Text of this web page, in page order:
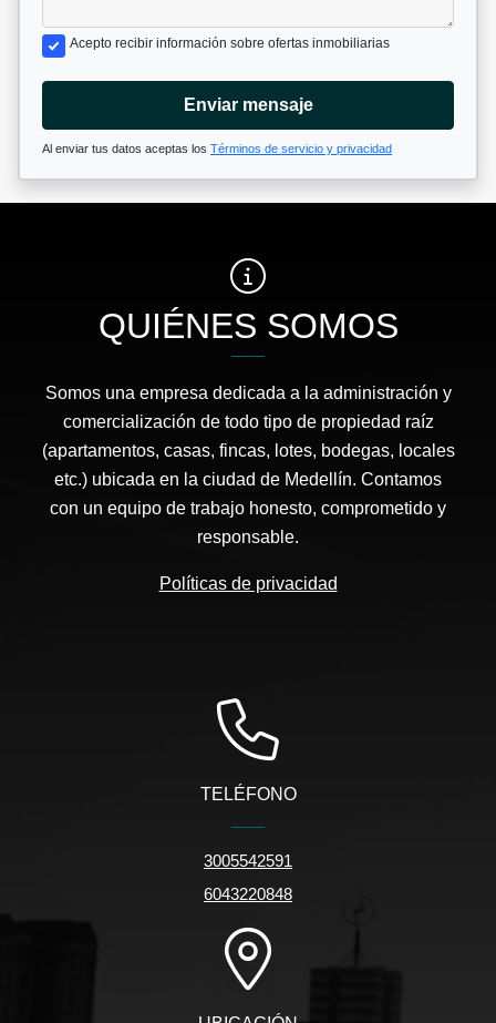
Acepto recibir información sobre ofertas inmobiliarias
Enviar mensaje
Al enviar tus datos aceptas los Términos de servicio y privacidad
QUIÉNES SOMOS
Somos una empresa dedicada a la administración y
comercialización de todo tipo de propiedad raíz
(apartamentos, casas, fincas, lotes, bodegas, locales
etc.) ubicada en la ciudad de Medellín. Contamos
con un equipo de trabajo honesto, comprometido y
responsable.
Políticas de privacidad
TELÉFONO
3005542591
6043220848